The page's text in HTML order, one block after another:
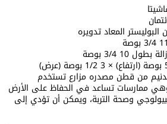
المعاد تدويره
10 3/4 بوصة
من قطن مصدره مزارع تستخدم
ممارسات تساعد في الحفاظ على الأرض
وصحة التربة، ويمكن أن تؤدي إلى